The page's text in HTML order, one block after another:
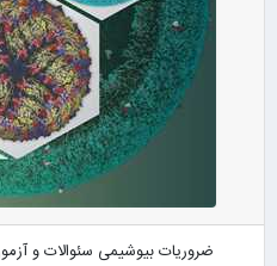
ضروریات بیوشیمی سئوالات و